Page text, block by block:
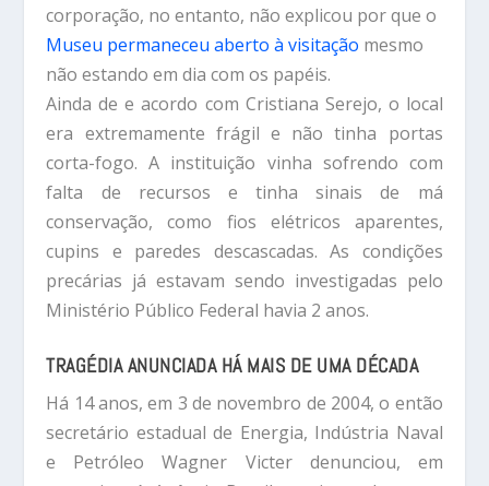
corporação, no entanto, não explicou por que o
Museu permaneceu aberto à visitação mesmo
não estando em dia com os papéis.
Ainda de e acordo com Cristiana Serejo, o local
era extremamente frágil e não tinha portas
corta-fogo. A instituição vinha sofrendo com
falta de recursos e tinha sinais de má
conservação, como fios elétricos aparentes,
cupins e paredes descascadas. As condições
precárias já estavam sendo investigadas pelo
Ministério Público Federal havia 2 anos.
TRAGÉDIA ANUNCIADA HÁ MAIS DE UMA DÉCADA
Há 14 anos, em 3 de novembro de 2004, o então
secretário estadual de Energia, Indústria Naval
e Petróleo Wagner Victer denunciou, em